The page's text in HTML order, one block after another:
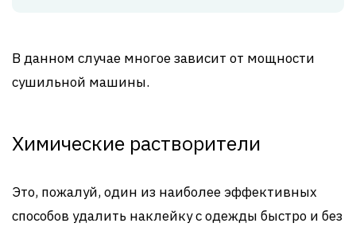
В данном случае многое зависит от мощности
сушильной машины.
Химические растворители
Это, пожалуй, один из наиболее эффективных
способов удалить наклейку с одежды быстро и без